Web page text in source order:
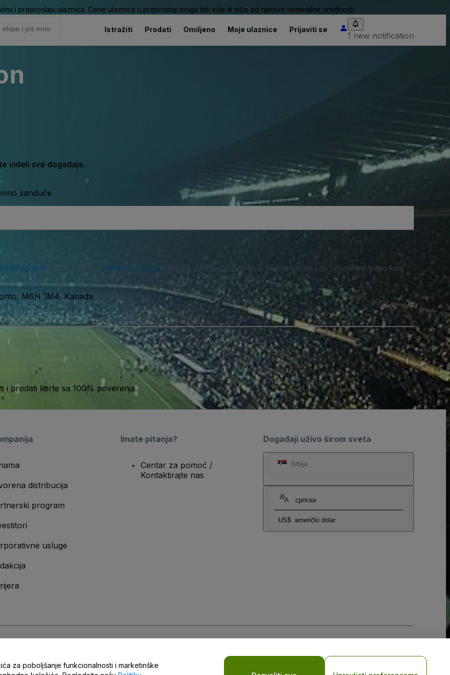
i preprodaju ulaznica. Cene ulaznica u preprodaji mogu biti više ili niže od njihove nominalne vrednosti.
Istražiti Prodati Omiljeno Moje ulaznice Prijaviti se
1 new notification
videli sve događaje.
sanduče
ugovori prihvatate našu politiku privatnosti . Možete da primate SMS obaveštenja od nas i da odustanete u bilo kom
M6H 1M4, Kanada
i prodati karte sa 100% poverenja.
Događaji uživo širom sveta
Srbija
српски
US$ američki dolar
distribucija
program
usluge
Imate pitanja?
Centar za pomoć /
Kontaktirajte nas
za poboljšanje funkcionalnosti i marketinške